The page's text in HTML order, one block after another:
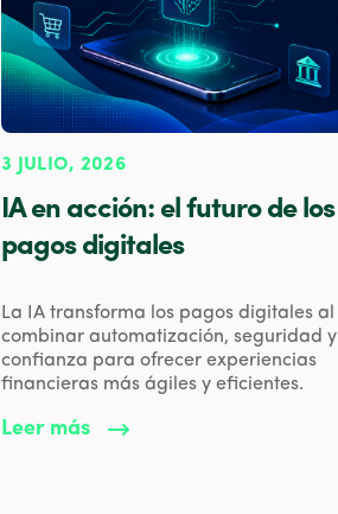
3 JULIO, 2026
IA en acción: el futuro de los
pagos digitales
La IA transforma los pagos digitales al
combinar automatización, seguridad y
confianza para ofrecer experiencias
financieras más ágiles y eficientes.
Leer más